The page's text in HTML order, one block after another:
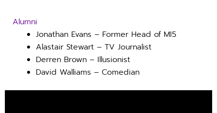
Alumni
Jonathan Evans – Former Head of MI5
Alastair Stewart – TV Journalist
Derren Brown – Illusionist
David Walliams – Comedian